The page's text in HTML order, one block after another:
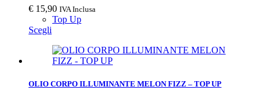
€ 15,90 IVA Inclusa
Top Up
Scegli
OLIO CORPO ILLUMINANTE MELON FIZZ – TOP UP